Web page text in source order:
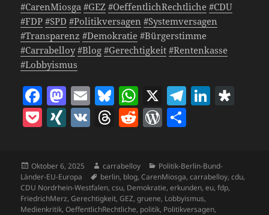
#CarenMiosga #GEZ #OeffentlichRechtliche #CDU
#FDP #SPD #Politikversagen #Systemversagen
#Transparenz #Demokratie #Bürgerstimme
#Carrabelloy #Blog #Gerechtigkeit #Rentenkasse
#Lobbyismus
F
a
c
b
o
M
as
to
o
n
E
m
Bl
u
es
y
W
h
at
A
p
X T
a
m
Li
dI
n
o
P
k
et
X
G
V T
a
d
R
di
t
W
d
P
n
Veröffentlicht
am
Oktober 6, 2025 Autor
carrabelloy Kategorien
Politik-Berlin-Bund-
Länder-EU-Europa
Schlagwörter
berlin, blog,CarenMiosga,carrabelloy,cdu,
CDU Nordrhein-Westfalen,csu, Demokratie,erkunden,eu,fdp,
FriedrichMerz,Gerechtigkeit,GEZ,gruene, Lobbyismus,
Medienkritik,OeffentlichRechtliche, politik, Politikversagen,